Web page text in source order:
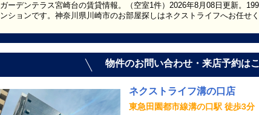
ガーデンテラス宮崎台の賃貸情報。（空室1件）2026年8月08日更新。
ンションです。神奈川県川崎市のお部屋探しはネクストライフへお任せく
物件のお問い合わせ・来店予約は
ネクストライフ溝の口店
東急田園都市線溝の口駅 徒歩3分